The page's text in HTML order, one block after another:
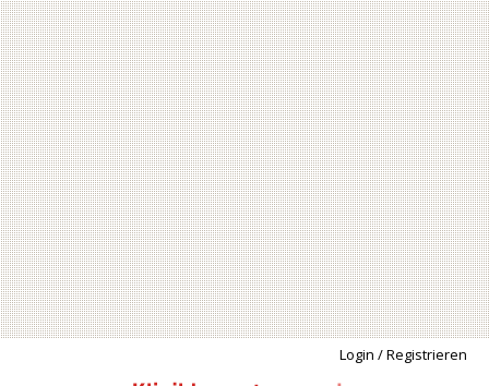
Login / Registrieren